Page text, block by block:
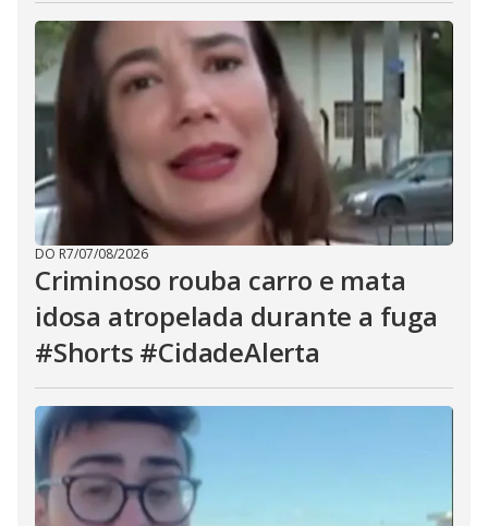
DO R7/07/08/2026
Criminoso rouba carro e mata
idosa atropelada durante a fuga
#Shorts #CidadeAlerta